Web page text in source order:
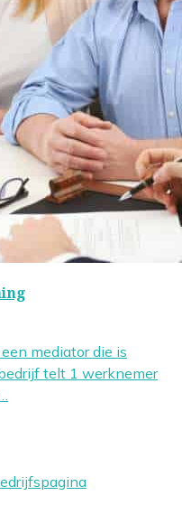
mediator die is
telt 1 werknemer